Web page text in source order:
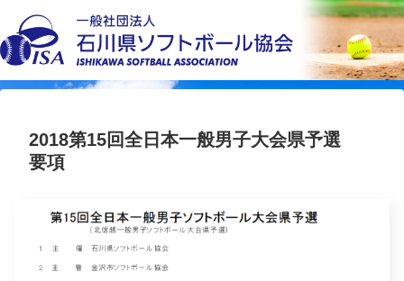
2018第15回全日本一般男子大会県予選
要項